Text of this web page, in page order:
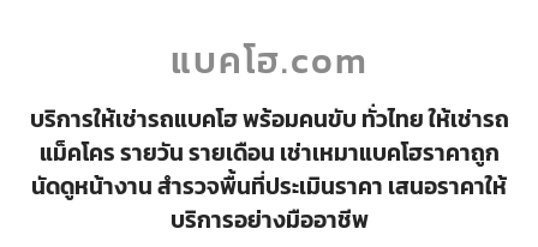
แบคโฮ.com
บริการให้เช่ารถแบคโฮ พร้อมคนขับ ทั่วไทย ให้เช่ารถ
แม็คโคร รายวัน รายเดือน เช่าเหมาแบคโฮราคาถูก
นัดดูหน้างาน สำรวจพื้นที่ประเมินราคา เสนอราคาให้
บริการอย่างมืออาชีพ